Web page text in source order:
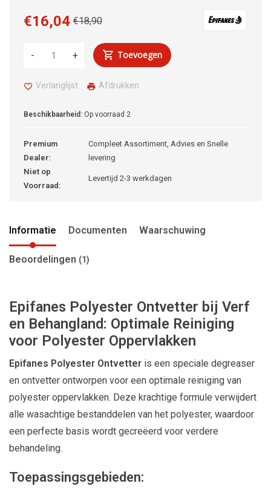
€18,90
€16,04
+
- Toevoegen
Verlanglijst Afdrukken
Beschikbaarheid: Op voorraad 2
Premium
Dealer:
Compleet Assortiment, Advies en Snelle
levering
Niet op
Voorraad:
Levertijd 2-3 werkdagen
Informatie Documenten Waarschuwing
Beoordelingen (1)
Epifanes Polyester Ontvetter bij Verf
en Behangland: Optimale Reiniging
voor Polyester Oppervlakken
Epifanes Polyester Ontvetter is een speciale degreaser
en ontvetter ontworpen voor een optimale reiniging van
polyester oppervlakken. Deze krachtige formule verwijdert
alle wasachtige bestanddelen van het polyester, waardoor
een perfecte basis wordt gecreëerd voor verdere
behandeling.
Toepassingsgebieden: